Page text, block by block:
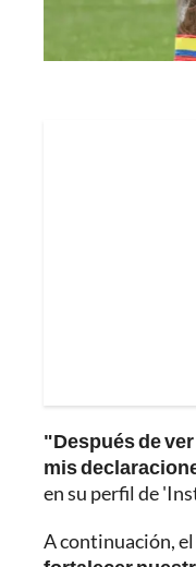
"Después de
mis
en su perfil de
A continuación,